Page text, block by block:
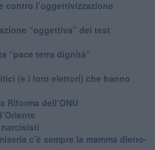
contro l’oggettivizzazione
“oggettiva” dei test
“pace terra dignità”
(e i loro elettori) che hanno
Riforma dell’ONU
c’è sempre la mamma dietro-